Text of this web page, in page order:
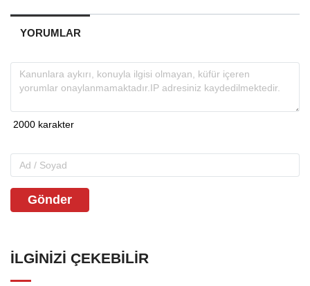
YORUMLAR
Gönder
İLGINIZI ÇEKEBILIR